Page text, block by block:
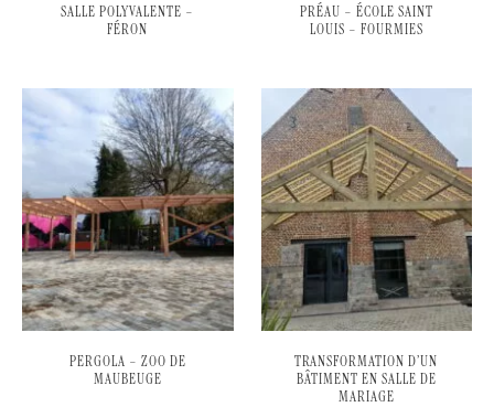
SALLE POLYVALENTE –
FÉRON
PRÉAU – ÉCOLE SAINT
LOUIS – FOURMIES
PERGOLA – ZOO DE
MAUBEUGE
TRANSFORMATION D’UN
BÂTIMENT EN SALLE DE
MARIAGE